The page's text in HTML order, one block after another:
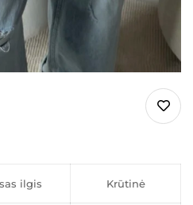
ilgis Krūtinė